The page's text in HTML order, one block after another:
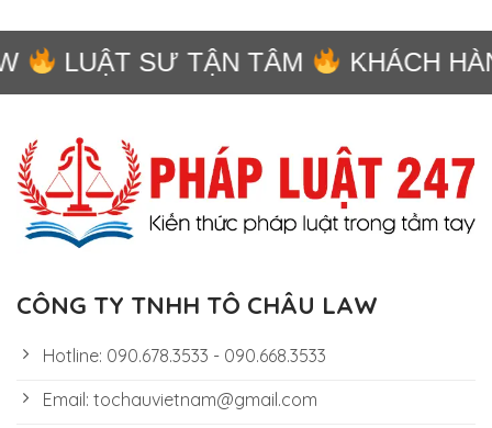
LUẬT SƯ TẬN TÂM KHÁCH
CÔNG TY TNHH TÔ CHÂU LAW
Hotline: 090.678.3533 - 090.668.3533
Email: tochauvietnam@gmail.com